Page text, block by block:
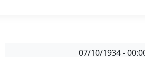
07/10/1934 -